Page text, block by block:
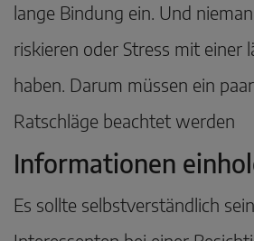
lange Bindung ein. Und
riskieren oder Stress mit einer
haben. Darum müssen ein
Ratschläge beachtet werden
Informationen
Es sollte selbstverständlich